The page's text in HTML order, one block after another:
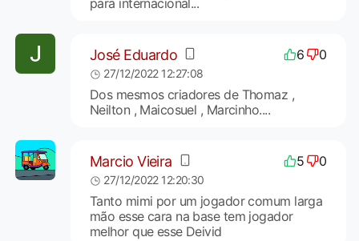
para internacional...
José Eduardo 6 0
27/12/2022 12:27:08
Dos mesmos criadores de Thomaz ,
Neilton , Maicosuel , Marcinho....
Marcio Vieira 5 0
27/12/2022 12:20:30
Tanto mimi por um jogador comum larga
mão esse cara na base tem jogador
melhor que esse Deivid